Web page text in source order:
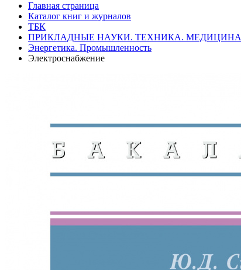
Главная страница
Каталог книг и журналов
ТБК
ПРИКЛАДНЫЕ НАУКИ. ТЕХНИКА. МЕДИЦИНА
Энергетика. Промышленность
Электроснабжение